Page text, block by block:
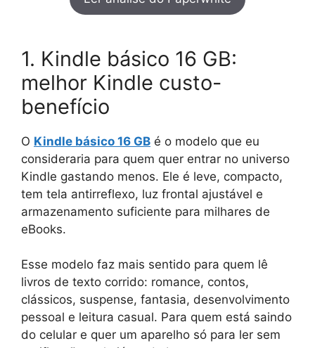
1. Kindle básico 16 GB:
melhor Kindle custo-
benefício
O Kindle básico 16 GB é o modelo que eu
consideraria para quem quer entrar no universo
Kindle gastando menos. Ele é leve, compacto,
tem tela antirreflexo, luz frontal ajustável e
armazenamento suficiente para milhares de
eBooks.
Esse modelo faz mais sentido para quem lê
livros de texto corrido: romance, contos,
clássicos, suspense, fantasia, desenvolvimento
pessoal e leitura casual. Para quem está saindo
do celular e quer um aparelho só para ler sem